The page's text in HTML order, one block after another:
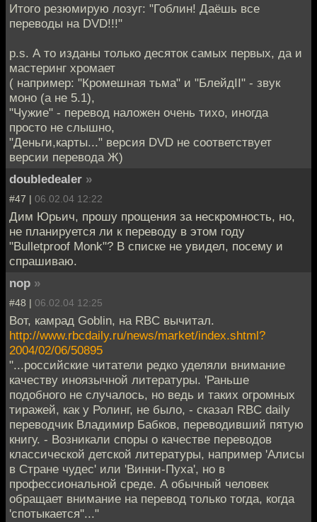
Итого резюмирую лозуг: "Гоблин! Даёшь все
переводы на DVD!!!"
p.s. А то изданы только десяток самых первых, да и
мастеринг хромает
( например: "Кромешная тьма" и "БлейдII" - звук
моно (а не 5.1),
"Чужие" - перевод наложен очень тихо, иногда
просто не слышно,
"Деньги,карты..." версия DVD не соответствует
версии перевода Ж)
doubledealer »
#47 | 06.02.04 12:22
Дим Юрьич, прошу прощения за нескромность, но,
не планируется ли к переводу в этом году
"Bulletproof Monk"? В списке не увидел, посему и
спрашиваю.
nop »
#48 | 06.02.04 12:25
Вот, камрад Goblin, на RBC вычитал.
http://www.rbcdaily.ru/news/market/index.shtml?
2004/02/06/50895
"...российские читатели редко уделяли внимание
качеству иноязычной литературы. 'Раньше
подобного не случалось, но ведь и таких огромных
тиражей, как у Ролинг, не было, - сказал RBC daily
переводчик Владимир Бабков, переводивший пятую
книгу. - Возникали споры о качестве переводов
классической детской литературы, например 'Алисы
в Стране чудес' или 'Винни-Пуха', но в
профессиональной среде. А обычный человек
обращает внимание на перевод только тогда, когда
'спотыкается''..."